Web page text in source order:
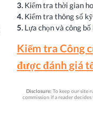
3. Kiểm tra thời gian
4. Kiểm tra thông số
5. Lựa chọn và công
Kiểm tra Công
được đánh giá
Disclosure: To keep our site
commission if a reader